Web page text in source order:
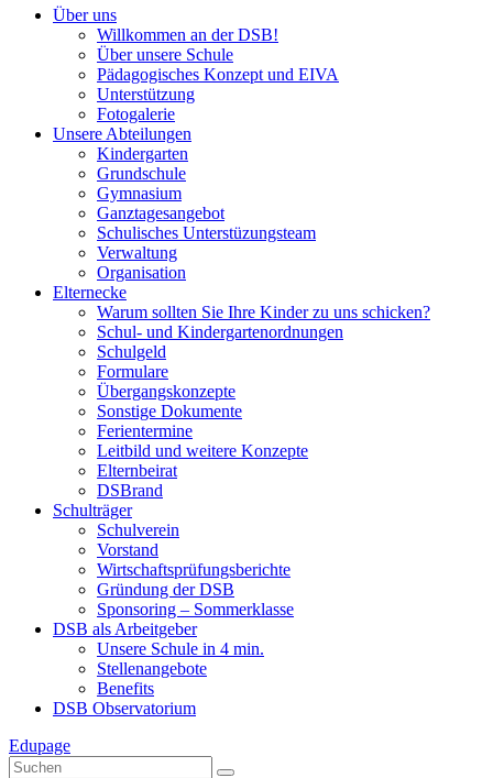
Über uns
Willkommen an der DSB!
Über unsere Schule
Pädagogisches Konzept und EIVA
Unterstützung
Fotogalerie
Unsere Abteilungen
Kindergarten
Grundschule
Gymnasium
Ganztagesangebot
Schulisches Unterstüzungsteam
Verwaltung
Organisation
Elternecke
Warum sollten Sie Ihre Kinder zu uns schicken?
Schul- und Kindergartenordnungen
Schulgeld
Formulare
Übergangskonzepte
Sonstige Dokumente
Ferientermine
Leitbild und weitere Konzepte
Elternbeirat
DSBrand
Schulträger
Schulverein
Vorstand
Wirtschaftsprüfungsberichte
Gründung der DSB
Sponsoring – Sommerklasse
DSB als Arbeitgeber
Unsere Schule in 4 min.
Stellenangebote
Benefits
DSB Observatorium
Edupage